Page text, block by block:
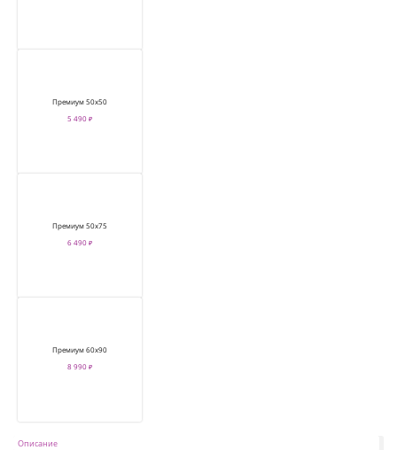
Премиум 50х50
5 490 ₽
Премиум 50х75
6 490 ₽
Премиум 60х90
8 990 ₽
Описание